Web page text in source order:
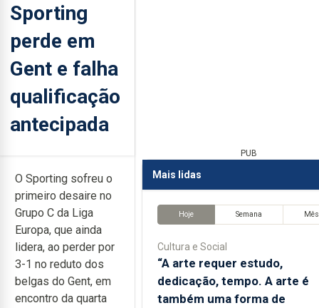
Sporting
perde em
Gent e falha
qualificação
antecipada
O Sporting sofreu o
primeiro desaire no
Grupo C da Liga
Europa, que ainda
lidera, ao perder por
3-1 no reduto dos
belgas do Gent, em
encontro da quarta
PUB
Mais lidas
Hoje Semana Mês
Cultura e Social
“A arte requer estudo,
dedicação, tempo. A arte é
também uma forma de